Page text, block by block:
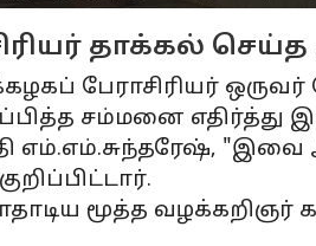
தாக்கல் செய்த
பேராசிரியர் ஒருவர்
சம்மனை எதிர்த்து
எம்.எம்.சுந்தரேஷ்,
மூத்த